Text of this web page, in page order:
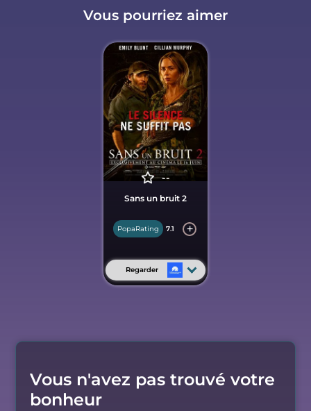
Vous pourriez aimer
--
Sans un bruit 2
PopaRating 7.1
Regarder
Vous n'avez pas trouvé votre
bonheur